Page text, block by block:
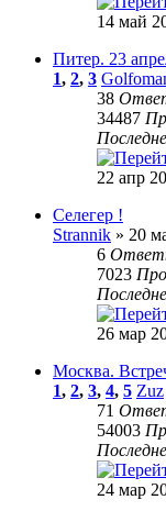
14 май
Питер. 23
1, 2, 3
38
34487
22 апр
Селегер !
Strannik » 20
6
7023
26 мар
Москва.
1, 2, 3, 4, 5 Zuz
71
54003
24 мар